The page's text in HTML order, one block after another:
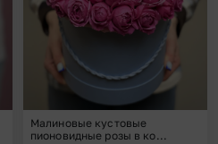
Малиновые кустовые
пионовидные розы в ко...